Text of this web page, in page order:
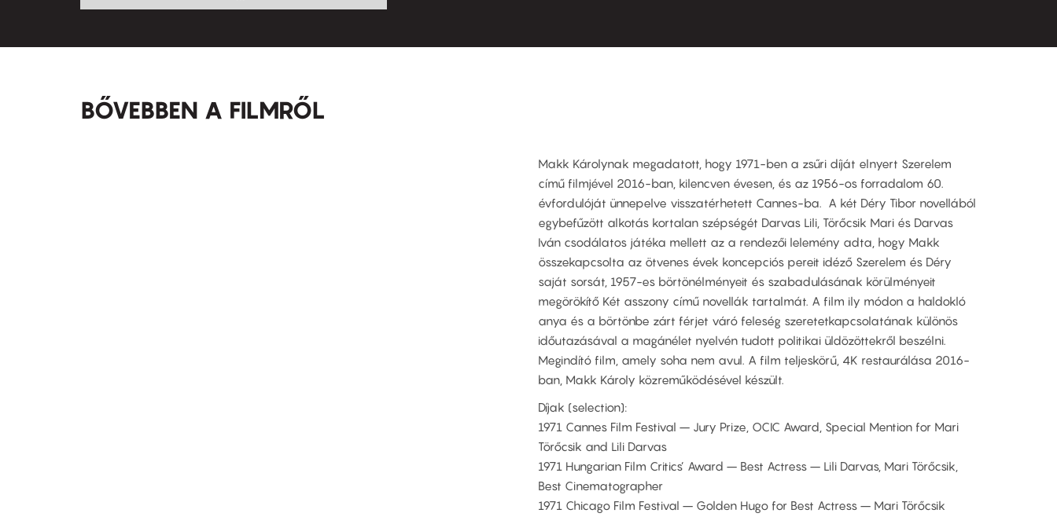
BŐVEBBEN A FILMRŐL
Makk Károlynak megadatott, hogy 1971-ben a zsűri díját elnyert Szerelem
című filmjével 2016-ban, kilencven évesen, és az 1956-os forradalom 60.
évfordulóját ünnepelve visszatérhetett Cannes-ba. A két Déry Tibor novellából
egybefűzött alkotás kortalan szépségét Darvas Lili, Törőcsik Mari és Darvas
Iván csodálatos játéka mellett az a rendezői lelemény adta, hogy Makk
összekapcsolta az ötvenes évek koncepciós pereit idéző Szerelem és Déry
saját sorsát, 1957-es börtönélményeit és szabadulásának körülményeit
megörökítő Két asszony című novellák tartalmát. A film ily módon a haldokló
anya és a börtönbe zárt férjet váró feleség szeretetkapcsolatának különös
időutazásával a magánélet nyelvén tudott politikai üldözöttekről beszélni.
Megindító film, amely soha nem avul. A film teljeskörű, 4K restaurálása 2016-
ban, Makk Károly közreműködésével készült.
Díjak (selection):
1971 Cannes Film Festival – Jury Prize, OCIC Award, Special Mention for Mari
Törőcsik and Lili Darvas
1971 Hungarian Film Critics’ Award – Best Actress – Lili Darvas, Mari Törőcsik,
Best Cinematographer
1971 Chicago Film Festival – Golden Hugo for Best Actress – Mari Törőcsik